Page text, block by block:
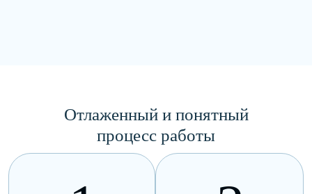
Отлаженный и понятный
процесс работы